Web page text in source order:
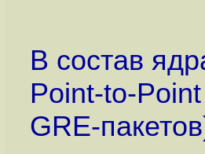
В состав
Point-to-
GRE-